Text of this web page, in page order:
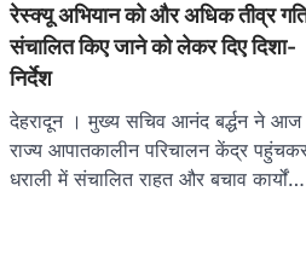
रेस्क्यू अभियान को और अधिक तीव्र
संचालित किए जाने को लेकर दिए दिशा-
निर्देश
देहरादून । मुख्य सचिव आनंद बर्द्धन ने आज
राज्य आपातकालीन परिचालन केंद्र
धराली में संचालित राहत और बचाव कार्यों…